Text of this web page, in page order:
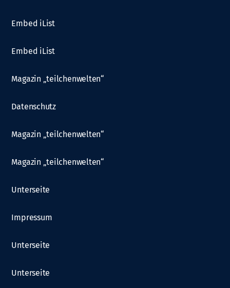
Embed iList
Embed iList
Magazin „teilchenwelten“
Datenschutz
Magazin „teilchenwelten“
Magazin „teilchenwelten“
Unterseite
Impressum
Unterseite
Unterseite